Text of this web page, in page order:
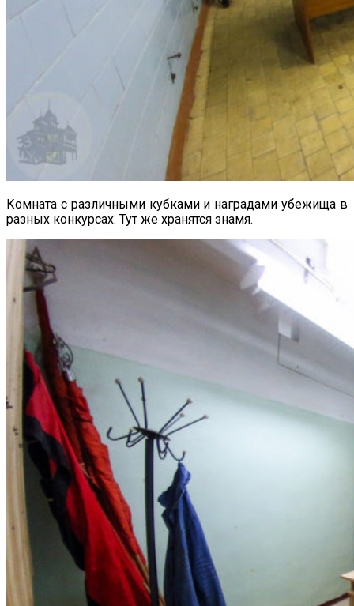
Комната с различными кубками и наградами убежища в
разных конкурсах. Тут же хранятся знамя.